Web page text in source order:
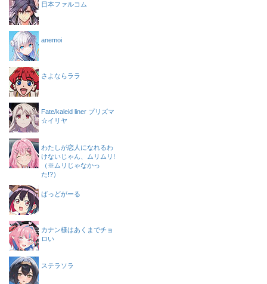
日本ファルコム
anemoi
さよならララ
Fate/kaleid liner プリズマ
☆イリヤ
わたしが恋人になれるわ
けないじゃん、ムリムリ!
（※ムリじゃなかっ
た!?）
ばっどがーる
カナン様はあくまでチョ
ロい
ステラソラ